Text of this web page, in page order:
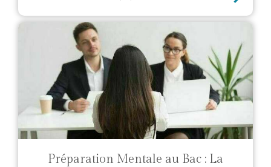
Préparation Mentale au Bac : La